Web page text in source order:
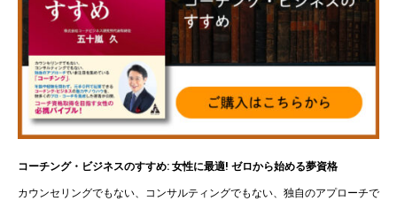
コーチング・ビジネスのすすめ: 女性に最適! ゼロから始める夢資格
カウンセリングでもない、コンサルティングでもない、独自のアプローチで